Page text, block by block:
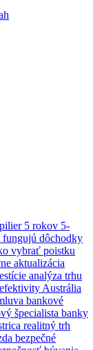
5 rokov 5-
fungujú dôchodky
vybrať poistku
aktualizácia
analýza trhu
Austrália
bankové
špecialista banky
realitný trh
bezpečné